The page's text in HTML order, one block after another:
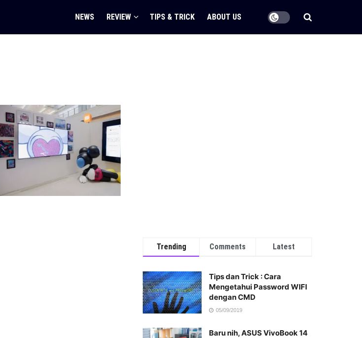
NEWS REVIEW TIPS & TRICK ABOUT US
Trending Comments Latest
Tips dan Trick : Cara
Mengetahui Password WIFI
dengan CMD
05/09/2019
Baru nih, ASUS VivoBook 14